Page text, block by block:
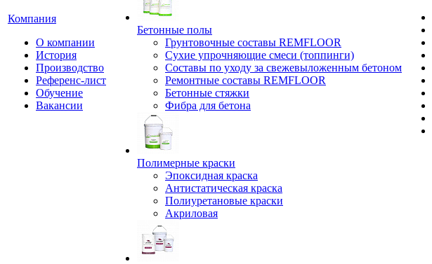
Компания
О компании
История
Производство
Референс-лист
Обучение
Вакансии
Бетонные полы
Грунтовочные составы REMFLOOR
Сухие упрочняющие смеси (топпинги)
Составы по уходу за свежевыложенным бетоном
Ремонтные составы REMFLOOR
Бетонные стяжки
Фибра для бетона
Полимерные краски
Эпоксидная краска
Антистатическая краска
Полиуретановые краски
Акриловая